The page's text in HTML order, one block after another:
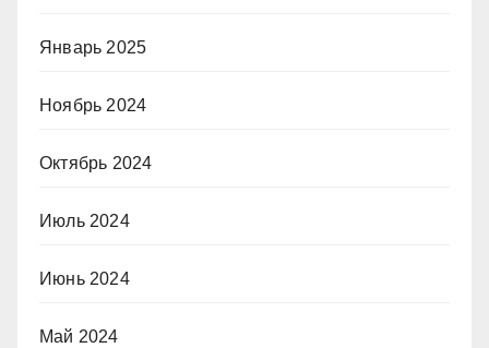
Январь 2025
Ноябрь 2024
Октябрь 2024
Июль 2024
Июнь 2024
Май 2024